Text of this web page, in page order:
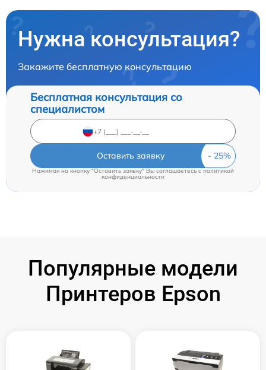
Нужна консультация?
Закажите бесплатную консультацию
Бесплатная консультация со
специалистом
Оставить заявку
Нажимая на кнопку "Оставить заявку" Вы соглашаетесь c политикой
конфиденциальности
Популярные модели
Принтеров Epson